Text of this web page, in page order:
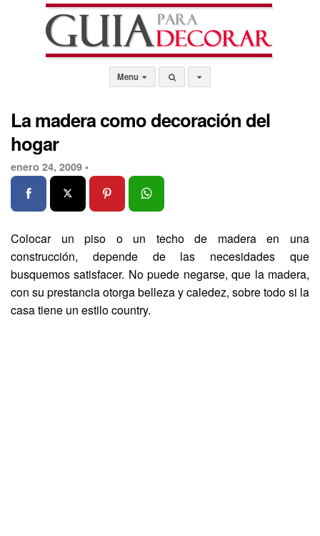
Menu
La madera como decoración del
hogar
enero 24, 2009 •
Colocar un piso o un techo de madera en una
construcción, depende de las necesidades que
busquemos satisfacer. No puede negarse, que la madera,
con su prestancia otorga belleza y caledez, sobre todo si la
casa tiene un estilo country.